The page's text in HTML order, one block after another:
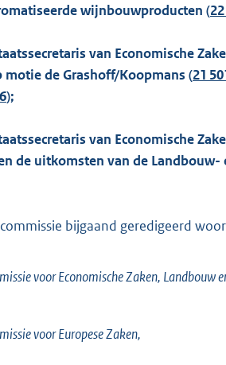
wijnbouwproducten (
van Economische
motie de Grashoff/Koopmans (21
);
van Economische
de uitkomsten van de Landbouw-
bijgaand geredigeerd
voor Economische Zaken, Landbouw
voor Europese Zaken,